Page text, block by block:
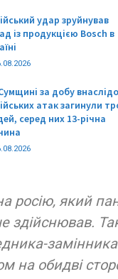
удар зруйнував
із продукцією Bosch в
за добу
атак загинули
серед них 13-річна
росію, який
здійснював.
на обидві